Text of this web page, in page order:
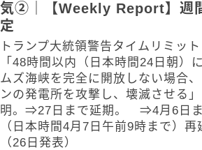
気②｜【Weekly Report】週
定
トランプ大統領警告タイムリミ
「48時間以内（日本時間24日朝）
ムズ海峡を完全に開放しない場合
ンの発電所を攻撃し、壊滅させる
明。⇒27日まで延期。 ⇒4月6日
（日本時間4月7日午前9時まで）再
（26日発表）